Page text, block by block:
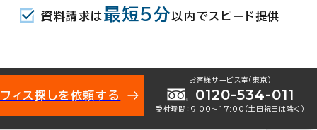
1階建
資料請求は 最短5分 以内でスピード提供
ィス探しを依頼する
お客様サービス室（東京）
0120-534-011
受付時間：9:00〜17:00（土日祝日は除く）